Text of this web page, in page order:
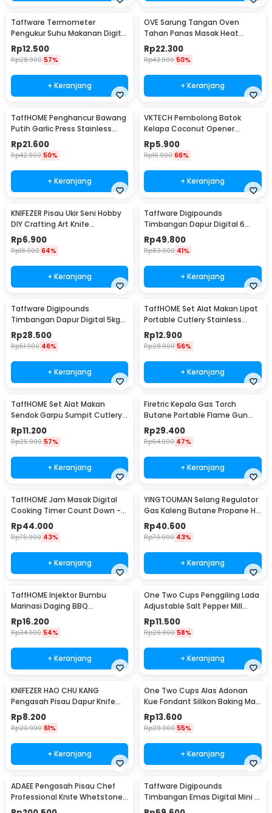
Taffware Termometer
Pengukur Suhu Makanan Digital
Daging Kopi Susu - TP101
Rp12.500
Rp28.900 57%
+ Keranjang
OVE Sarung Tangan Oven
Tahan Panas Masak Heat
Resistant Gloves - 540F
Rp22.300
Rp43.900 50%
+ Keranjang
TaffHOME Penghancur Bawang
Putih Garlic Press Stainless
Steel - A42
Rp21.600
Rp42.900 50%
+ Keranjang
VKTECH Pembolong Batok
Kelapa Coconut Opener
Stainless Steel 1 PCS - 399
Rp5.900
Rp16.900 66%
+ Keranjang
KNIFEZER Pisau Ukir Seni Hobby
DIY Crafting Art Knife
Aluminium Handle - WL-9309
Rp6.900
Rp18.900 64%
+ Keranjang
Taffware Digipounds
Timbangan Dapur Digital 6
Satuan 1kg 0.1g - i2000
Rp49.800
Rp83.900 41%
+ Keranjang
Taffware Digipounds
Timbangan Dapur Digital 5kg
1g Kitchen Scale LCD - B05
Rp28.500
Rp51.900 46%
+ Keranjang
TaffHOME Set Alat Makan Lipat
Portable Cutlery Stainless
Steel 410 - AOTU
Rp12.900
Rp28.900 56%
+ Keranjang
TaffHOME Set Alat Makan
Sendok Garpu Sumpit Cutlery
with Pouch - CJ0091
Rp11.200
Rp25.900 57%
+ Keranjang
Firetric Kepala Gas Torch
Butane Portable Flame Gun
Adjustable - 807
Rp29.400
Rp54.900 47%
+ Keranjang
TaffHOME Jam Masak Digital
Cooking Timer Count Down -
DC101
Rp44.000
Rp75.900 43%
+ Keranjang
YINGTOUMAN Selang Regulator
Gas Kaleng Butane Propane Hi
Cook Outdoor - YTM-77
Rp40.600
Rp70.900 43%
+ Keranjang
TaffHOME Injektor Bumbu
Marinasi Daging BBQ
Seasoning Injector - HC117
Rp16.200
Rp34.900 54%
+ Keranjang
One Two Cups Penggiling Lada
Adjustable Salt Pepper Mill
Grinder 160ml - M15996
Rp11.500
Rp26.900 58%
+ Keranjang
KNIFEZER HAO CHU KANG
Pengasah Pisau Dapur Knife
Sharpener 3 Slot - RS-168
Rp8.200
Rp20.900 61%
+ Keranjang
One Two Cups Alas Adonan
Kue Fondant Silikon Baking Mat
Anti Slip - JJ3873
Rp13.600
Rp29.900 55%
+ Keranjang
ADAEE Pengasah Pisau Chef
Professional Knife Whetstone
Grinder
Taffware Digipounds
Timbangan Emas Digital Mini 7
Units 0.01g 500g - UF200H